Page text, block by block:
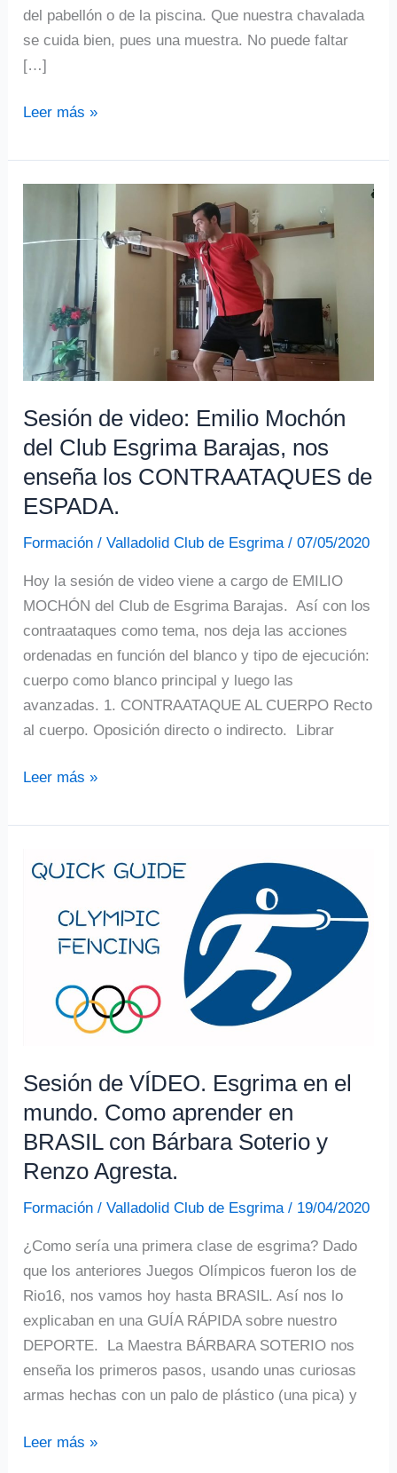
del pabellón o de la piscina. Que nuestra chavalada
se cuida bien, pues una muestra. No puede faltar
[…]
CAMPUS
ESGRIMA
FMD
VCE.
de
julio.
Leer más »
Sesión de video: Emilio Mochón
del Club Esgrima Barajas, nos
enseña los CONTRAATAQUES de
ESPADA.
Formación /Valladolid Club de Esgrima/07/05/2020
Hoy la sesión de video viene a cargo de EMILIO
MOCHÓN del Club de Esgrima Barajas. Así con los
contraataques como tema, nos deja las acciones
ordenadas en función del blanco y tipo de ejecución:
cuerpo como blanco principal y luego las
avanzadas. 1. CONTRAATAQUE AL CUERPO Recto
al cuerpo. Oposición directo o indirecto. Librar
Sesión
video:
Mochón
Esgrima
CONTRAATAQUES
ESPADA.
Leer más »
Sesión de VÍDEO. Esgrima en el
mundo. Como aprender en
BRASIL con Bárbara Soterio y
Renzo Agresta.
Formación /Valladolid Club de Esgrima/ 19/04/2020
¿Como sería una primera clase de esgrima? Dado
que los anteriores Juegos Olímpicos fueron los de
Rio16, nos vamos hoy hasta BRASIL. Así nos lo
explicaban en una GUÍA RÁPIDA sobre nuestro
DEPORTE. La Maestra BÁRBARA SOTERIO nos
enseña los primeros pasos, usando unas curiosas
armas hechas con un palo de plástico (una pica) y
Sesión
Leer más »